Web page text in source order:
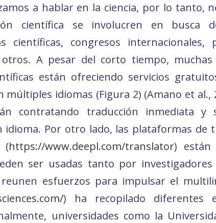
a hablar en la ciencia, por lo tanto,
científica se involucren en busca
científicas, congresos
A pesar del corto tiempo,
están ofreciendo servicios
idiomas (Figura 2) (Amano et al.,
contratando traducción inmediata
Por otro lado, las plataformas de
(https://www.deepl.com/translator) están
ser usadas tanto por
esfuerzos para impulsar el
) ha recopilado diferentes
universidades como la